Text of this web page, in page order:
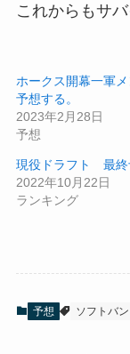
これからもサ
ホークス開幕一軍
予想する。
2023年2月28日
予想
現役ドラフト 最終
2022年10月22日
ランキング
予想 ソフトバ